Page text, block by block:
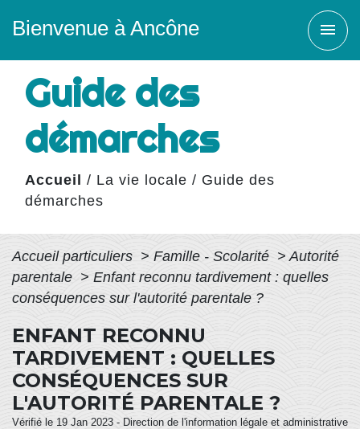
Bienvenue à Ancône menu
Guide des
démarches
Accueil / La vie locale / Guide des
démarches
Accueil particuliers > Famille - Scolarité > Autorité
parentale > Enfant reconnu tardivement : quelles
conséquences sur l'autorité parentale ?
ENFANT RECONNU
TARDIVEMENT : QUELLES
CONSÉQUENCES SUR
L'AUTORITÉ PARENTALE ?
Vérifié le 19 Jan 2023 - Direction de l'information légale et administrative